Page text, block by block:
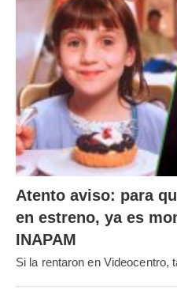
Atento aviso: para
en estreno, ya es
INAPAM
Si la rentaron en Videocentro,